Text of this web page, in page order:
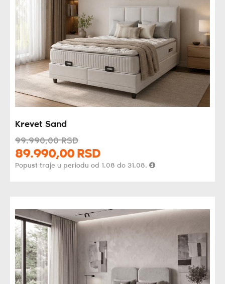
Krevet Sand
99.990,00 RSD
89.990,00 RSD
Popust traje u periodu od 1.08 do 31.08.